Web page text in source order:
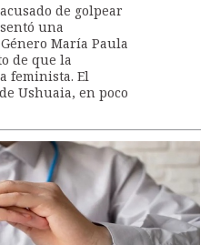
de golpear
una
María Paula
de que la
feminista. El
Ushuaia, en poco